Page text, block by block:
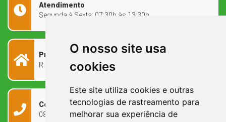
O nosso site usa
cookies
Este site utiliza cookies e outras
tecnologias de rastreamento para
melhorar sua experiência de
Atendimento
Segunda à Sexta: 07:30h às 13:30h
Prefeitura Municipal
R. Rivadávia Corrêa, 858 - Centro - RS, 97573-010
Contato
0800 090 2050